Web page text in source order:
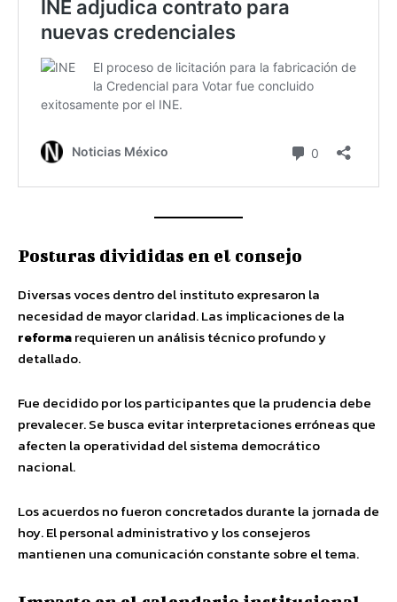
Posturas divididas en el consejo
Diversas voces dentro del instituto expresaron la
necesidad de mayor claridad. Las implicaciones de la
reformarequieren un análisis técnico profundo y
detallado.
Fue decidido por los participantes que la prudencia debe
prevalecer. Se busca evitar interpretaciones erróneas que
afecten la operatividad del sistema democrático
nacional.
Los acuerdos no fueron concretados durante la jornada de
hoy. El personal administrativo y los consejeros
mantienen una comunicación constante sobre el tema.